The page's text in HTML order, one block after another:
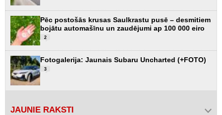
Pēc postošās krusas Saulkrastu pusē – desmitiem
bojātu automašīnu un zaudējumi ap 100 000 eiro
2
Fotogalerija: Jaunais Subaru Uncharted (+FOTO)
3
JAUNIE RAKSTI